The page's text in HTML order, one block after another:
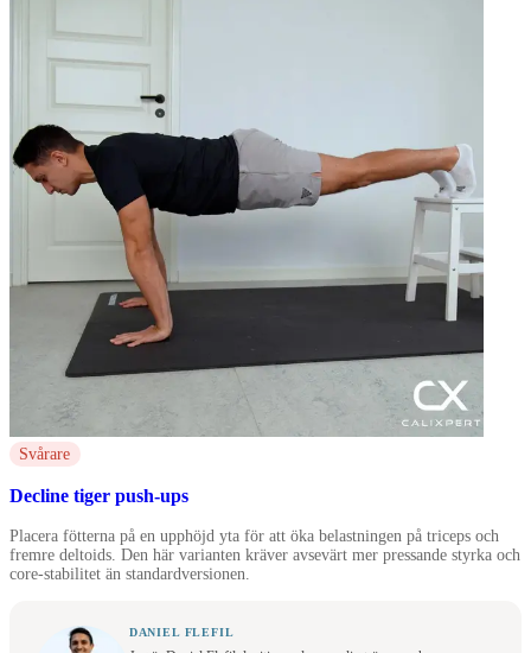
Svårare
Decline tiger push-ups
Placera fötterna på en upphöjd yta för att öka belastningen på triceps och
fremre deltoids. Den här varianten kräver avsevärt mer pressande styrka och
core-stabilitet än standardversionen.
DANIEL FLEFIL